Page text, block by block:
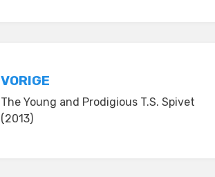
Bericht
navigatie
VORIGE
The Young and Prodigious T.S. Spivet
(2013)